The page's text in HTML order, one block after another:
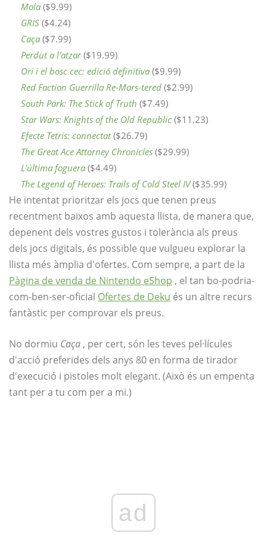
Mola ($9.99)
GRIS ($4.24)
Caça ($7.99)
Perdut a l'atzar ($19.99)
Ori i el bosc cec: edició definitiva ($9.99)
Red Faction Guerrilla Re-Mars-tered ($2.99)
South Park: The Stick of Truth ($7.49)
Star Wars: Knights of the Old Republic ($11.23)
Efecte Tetris: connectat ($26.79)
The Great Ace Attorney Chronicles ($29.99)
L'última foguera ($4.49)
The Legend of Heroes: Trails of Cold Steel IV ($35.99)
He intentat prioritzar els jocs que tenen preus
recentment baixos amb aquesta llista, de manera que,
depenent dels vostres gustos i tolerància als preus
dels jocs digitals, és possible que vulgueu explorar la
llista més àmplia d'ofertes. Com sempre, a part de la
Pàgina de venda de Nintendo eShop , el tan bo-podria-
com-ben-ser-oficial Ofertes de Deku és un altre recurs
fantàstic per comprovar els preus.
No dormiu Caça , per cert, són les teves pel·lícules
d'acció preferides dels anys 80 en forma de tirador
d'execució i pistoles molt elegant. (Això és un empenta
tant per a tu com per a mi.)
ad